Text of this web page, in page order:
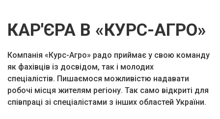
КАР'ЄРА В «КУРС-АГРО»
Компанія «Курс-Агро» радо приймає у свою команду
як фахівців із досвідом, так і молодих
спеціалістів. Пишаємося можливістю надавати
робочі місця жителям регіону. Так само відкриті для
співпраці зі спеціалістами з інших областей України.